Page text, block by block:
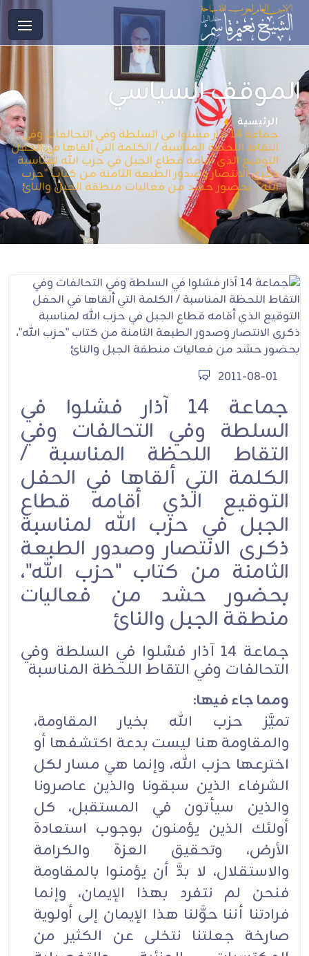
الموقف السياسي
الرئيسية
جماعة 14 آذار فشلوا في السلطة وفي التحالفات وفي
التقاط اللحظة المناسبة / الكلمة التي ألقاها في الحفل
التوقيع الذي أقامه قطاع الجبل في حزب الله لمناسبة
ذكرى الانتصار وصدور الطبعة الثامنة من كتاب "حزب
الله"، بحضور حشد من فعاليات منطقة الجبل والنائ
2011-08-01
جماعة 14 آذار فشلوا في
السلطة وفي التحالفات وفي
التقاط اللحظة المناسبة /
الكلمة التي ألقاها في الحفل
التوقيع الذي أقامه قطاع
الجبل في حزب الله لمناسبة
ذكرى الانتصار وصدور الطبعة
الثامنة من كتاب "حزب الله"،
بحضور حشد من فعاليات
منطقة الجبل والنائ
جماعة 14 آذار فشلوا في السلطة وفي
التحالفات وفي التقاط اللحظة المناسبة
ومما جاء فيها:
تميَّز حزب الله بخيار المقاومة،
والمقاومة هنا ليست بدعة اكتشفها أو
اخترعها حزب الله، وإنما هي مسار لكل
الشرفاء الذين سبقونا والذين عاصرونا
والذين سيأتون في المستقبل، كل
أولئك الذين يؤمنون بوجوب استعادة
الأرض، وتحقيق العزة والكرامة
والاستقلال، لا بدَّ أن يؤمنوا بالمقاومة
فنحن لم نتفرد بهذا الإيمان، وإنما
فرادتنا أننا حوَّلنا هذا الإيمان إلى أولوية
صارخة جعلتنا نتخلى عن الكثير من